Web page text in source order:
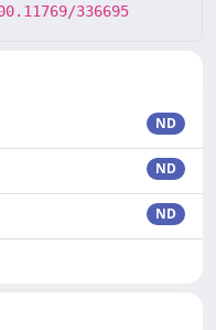
336695
ND
ND
ND